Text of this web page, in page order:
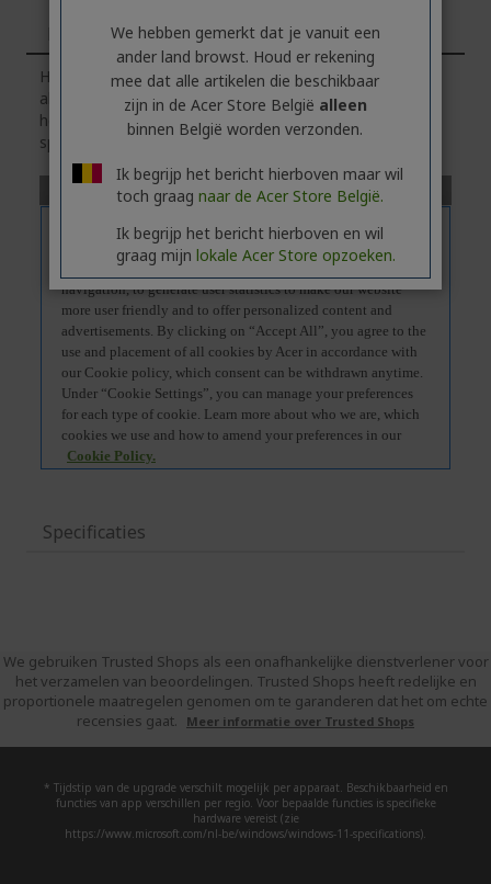
Kenmerken
Houd er rekening mee dat het tabblad'Kenmerken'
algemene informatie over de productserie bevat.
het tabblad
'Specificaties'
voor de exacte technische
specificaties van het geselecteerde model.
Specificaties
We gebruiken Trusted Shops als een onafhankelijke dienstverlener voor
het verzamelen van beoordelingen. Trusted Shops heeft redelijke en
proportionele maatregelen genomen om te garanderen dat het om echte
recensies gaat.
Meer informatie over Trusted Shops
* Tijdstip van de upgrade verschilt mogelijk per apparaat. Beschikbaarheid en
functies van app verschillen per regio. Voor bepaalde functies is specifieke
hardware vereist (zie
https://www.microsoft.com/nl-be/windows/windows-11-specifications).
We hebben gemerkt dat je vanuit een
ander land browst. Houd er rekening
mee dat alle artikelen die beschikbaar
zijn in de Acer Store België alleen
binnen België worden verzonden.
Ik begrijp het bericht hierboven maar wil
toch graag naar de Acer Store België.
Ik begrijp het bericht hierboven en wil
graag mijn lokale Acer Store opzoeken.